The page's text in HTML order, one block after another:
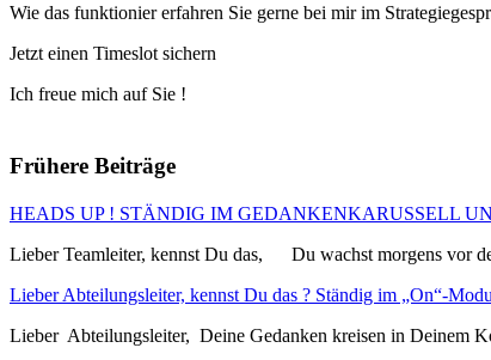
Wie das funktionier erfahren Sie gerne bei mir im
Jetzt einen Timeslot sichern
Ich freue mich auf Sie !
Frühere Beiträge
HEADS UP ! STÄNDIG IM GEDANKENKARUSSELL
Lieber Teamleiter, kennst Du das, Du wachst morgens vor
Lieber Abteilungsleiter, kennst Du das ? Ständig im „On“-
Lieber Abteilungsleiter, Deine Gedanken kreisen in Deinem